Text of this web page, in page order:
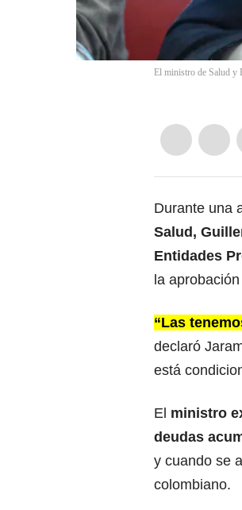
El ministro de Salud y
Durante una
Salud,
Entidades
la
“Las
declaró
está
El ministro
deudas
y cuando se
colombiano.